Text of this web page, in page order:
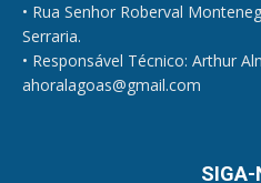
• Rua Senhor Roberval
Serraria.
• Responsável Técnico: Arthur
ahoralagoas@gmail.com
SIGA-